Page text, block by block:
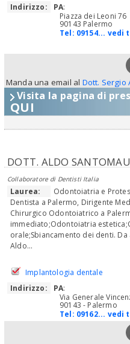
Indirizzo:
PA:
Piazza dei Leoni 76
90143 Palermo
Tel: 09154... vedi
Manda una email al Dott. Sergio
Visita la pagina di
QUI
DOTT. ALDO
Collaboratore di Dentisti Italia
Laurea:
Odontoiatria e
Dentista a Palermo, Dirigente
Chirurgico Odontoiatrico a
immediato;Odontoiatria
orale;Sbiancamento dei denti.
Aldo...
Implantologia dentale
Indirizzo:
PA:
Via Generale
90143 - Palermo
Tel: 09162... vedi